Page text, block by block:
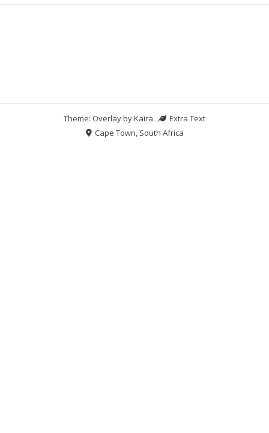
Theme: Overlay byKaira.
Extra Text
Cape Town, South Africa